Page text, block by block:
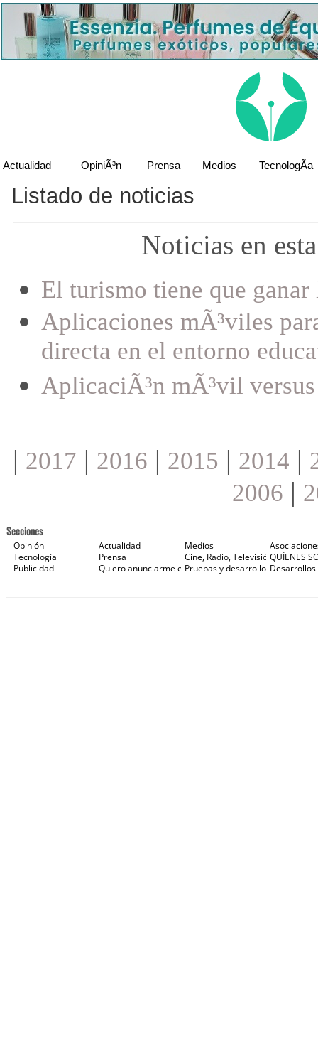
Actualidad OpiniÃ³n Prensa Medios TecnologÃ­a
Listado de noticias
Noticias en
El turismo tiene que
Aplicaciones mÃ³viles
directa en el entorno
AplicaciÃ³n mÃ³vil
| 2017 | 2016 | 2015 | 2014 |
2006 |
Secciones
Opinión Actualidad Medios
Tecnología
Prensa Cine, Radio, Televisión e Internet
QUÍENES
Publicidad
Quiero anunciarme en Gaceta de Prensa
Pruebas y desarrollos Desarrollos